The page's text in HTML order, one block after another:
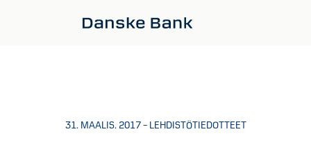
31. MAALIS. 2017 – LEHDISTÖTIEDOTTEET